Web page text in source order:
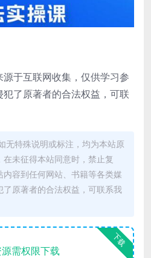
于互联网收集，仅供学习参
了原著者的合法权益，可联
无特殊说明或标注，均为本站原
未征得本站同意时，禁止复
容到任何网站、书籍等各类媒
原著者的合法权益，可联系我
下载
需权限下载